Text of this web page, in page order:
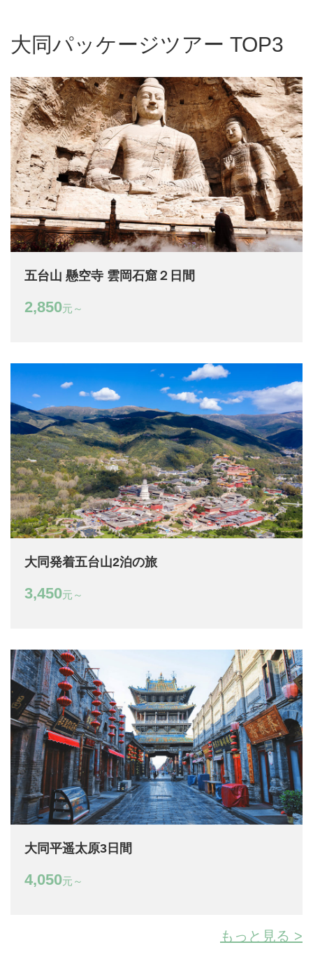
大同パッケージツアー TOP3
五台山 懸空寺 雲岡石窟２日間
2,850元～
大同発着五台山2泊の旅
3,450元～
大同平遥太原3日間
4,050元～
もっと見る >